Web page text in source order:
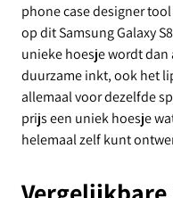
phone case designer
op dit Samsung Galaxy
unieke hoesje wordt
duurzame inkt, ook het
allemaal voor dezelfde
prijs een uniek hoesje
helemaal zelf kunt